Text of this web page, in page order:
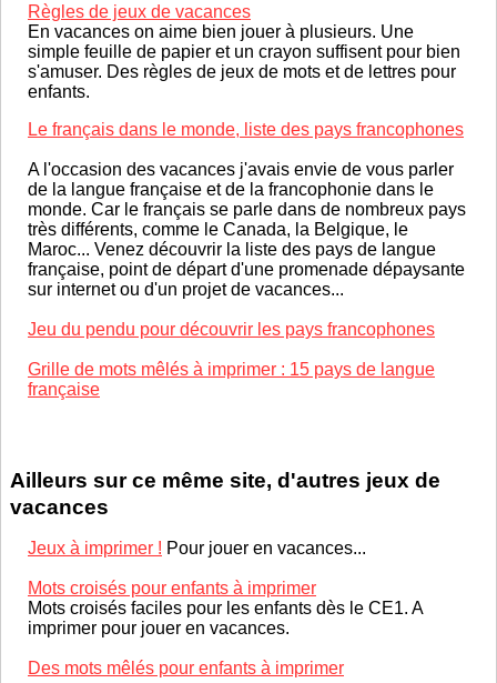
Règles de jeux de vacances
En vacances on aime bien jouer à plusieurs. Une
simple feuille de papier et un crayon suffisent pour bien
s'amuser. Des règles de jeux de mots et de lettres pour
enfants.
Le français dans le monde, liste des pays francophones
A l'occasion des vacances j'avais envie de vous parler
de la langue française et de la francophonie dans le
monde. Car le français se parle dans de nombreux pays
très différents, comme le Canada, la Belgique, le
Maroc... Venez découvrir la liste des pays de langue
française, point de départ d'une promenade dépaysante
sur internet ou d'un projet de vacances...
Jeu du pendu pour découvrir les pays francophones
Grille de mots mêlés à imprimer : 15 pays de langue
française
Ailleurs sur ce même site, d'autres jeux de
vacances
Jeux à imprimer ! Pour jouer en vacances...
Mots croisés pour enfants à imprimer
Mots croisés faciles pour les enfants dès le CE1. A
imprimer pour jouer en vacances.
Des mots mêlés pour enfants à imprimer